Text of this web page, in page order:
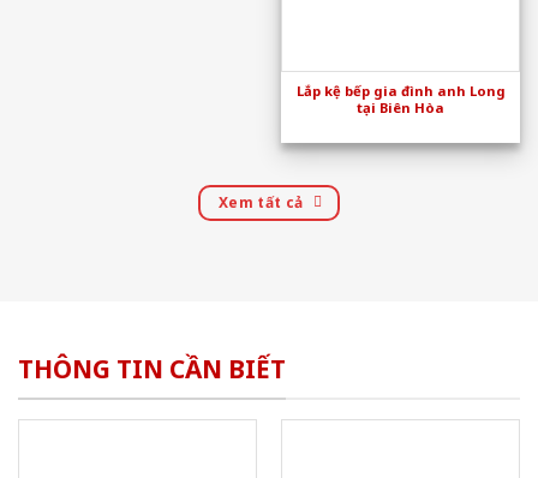
Lắp kệ bếp gia đình anh Long
tại Biên Hòa
Xem tất cả
THÔNG TIN CẦN BIẾT